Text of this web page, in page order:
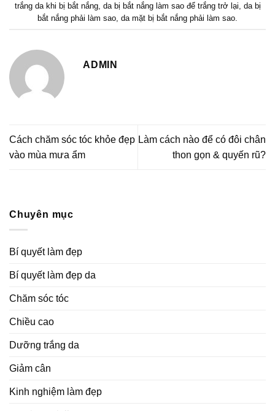
trắng da khi bị bắt nắng, da bị bắt nắng làm sao để trắng trở lại da bị
bắt nắng phải làm sao da mặt bị bắt nắng phải làm sao
ADMIN
Cách chăm sóc tóc khỏe đẹp
vào mùa mưa ẩm
Làm cách nào để có đôi chân
thon gọn & quyến rũ?
Chuyên mục
Bí quyết làm đẹp
Bí quyết làm đẹp da
Chăm sóc tóc
Chiều cao
Dưỡng trắng da
Giảm cân
Kinh nghiệm làm đẹp